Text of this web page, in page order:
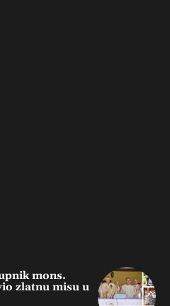
mons.
zlatnu misu u